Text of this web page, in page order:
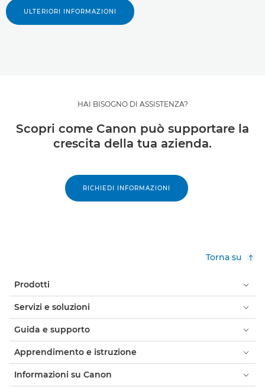
ULTERIORI INFORMAZIONI
HAI BISOGNO DI ASSISTENZA?
Scopri come Canon può supportare la
crescita della tua azienda.
RICHIEDI INFORMAZIONI
Torna su
Prodotti
Servizi e soluzioni
Guida e supporto
Apprendimento e istruzione
Informazioni su Canon